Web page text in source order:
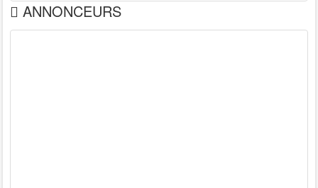
ANNONCEURS